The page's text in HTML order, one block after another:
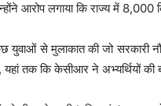
आरोप लगाया कि राज्य में 8,000
युवाओं से मुलाकात की जो सरकारी
यहां तक ​​​​कि केसीआर ने अभ्यर्थियों